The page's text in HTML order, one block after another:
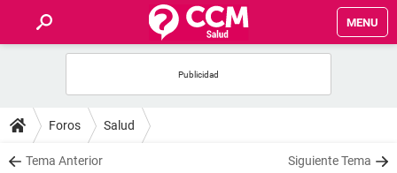
MENU
FOROS
SALUD
Foros Salud
Tema Anterior Siguiente Tema